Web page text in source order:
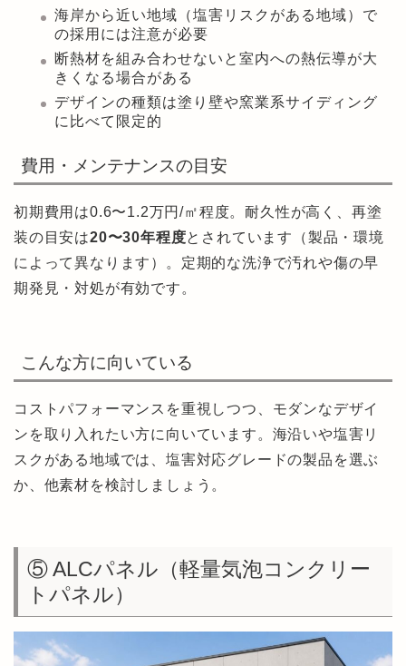
海岸から近い地域（塩害リスクがある地域）で
の採用には注意が必要
断熱材を組み合わせないと室内への熱伝導が大
きくなる場合がある
デザインの種類は塗り壁や窯業系サイディング
に比べて限定的
費用・メンテナンスの目安
初期費用は0.6〜1.2万円/㎡程度。耐久性が高く、再塗
装の目安は20〜30年程度とされています（製品・環境
によって異なります）。定期的な洗浄で汚れや傷の早
期発見・対処が有効です。
こんな方に向いている
コストパフォーマンスを重視しつつ、モダンなデザイ
ンを取り入れたい方に向いています。海沿いや塩害リ
スクがある地域では、塩害対応グレードの製品を選ぶ
か、他素材を検討しましょう。
⑤ ALCパネル（軽量気泡コンクリー
トパネル）